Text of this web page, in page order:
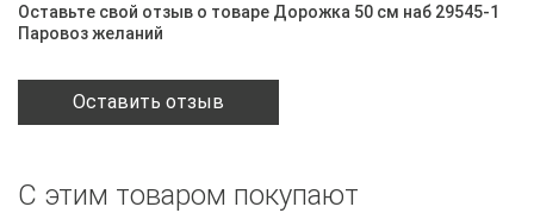
Оставьте свой отзыв о товаре Дорожка 50 см наб 29545-1
Паровоз желаний
Оставить отзыв
С этим товаром покупают